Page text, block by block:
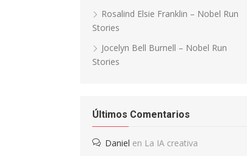
Rosalind Elsie Franklin – Nobel Run
Stories
Jocelyn Bell Burnell – Nobel Run
Stories
Últimos Comentarios
Daniel en La IA creativa